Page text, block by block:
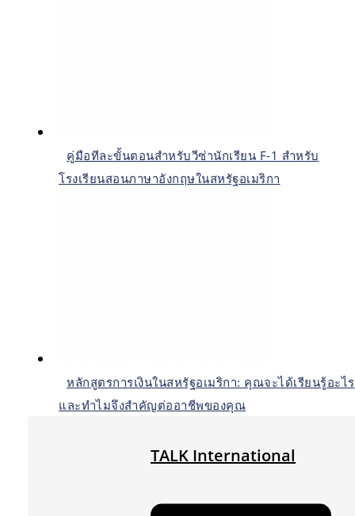
คู่มือทีละขั้นตอนสำหรับวีซ่านักเรียน F-1 สำหรับ
โรงเรียนสอนภาษาอังกฤษในสหรัฐอเมริกา
หลักสูตรการเงินในสหรัฐอเมริกา: คุณจะได้เรียนรู้อะไร
และทำไมจึงสำคัญต่ออาชีพของคุณ
TALK International